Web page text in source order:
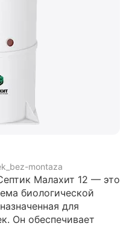
montaza
Малахит 12 — это
биологической
для
Он обеспечивает